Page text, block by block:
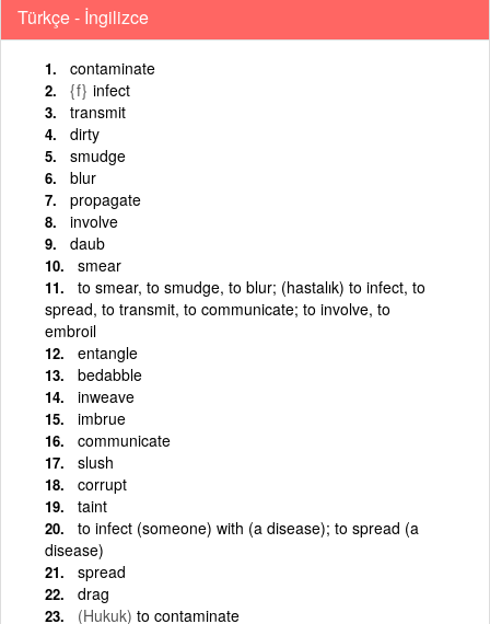
Türkçe - İngilizce
contaminate
{f} infect
transmit
dirty
smudge
blur
propagate
involve
daub
smear
to smear, to smudge, to blur; (hastalık) to infect, to
spread, to transmit, to communicate; to involve, to
embroil
entangle
bedabble
inweave
imbrue
communicate
slush
corrupt
taint
to infect (someone) with (a disease); to spread (a
disease)
spread
drag
(Hukuk) to contaminate